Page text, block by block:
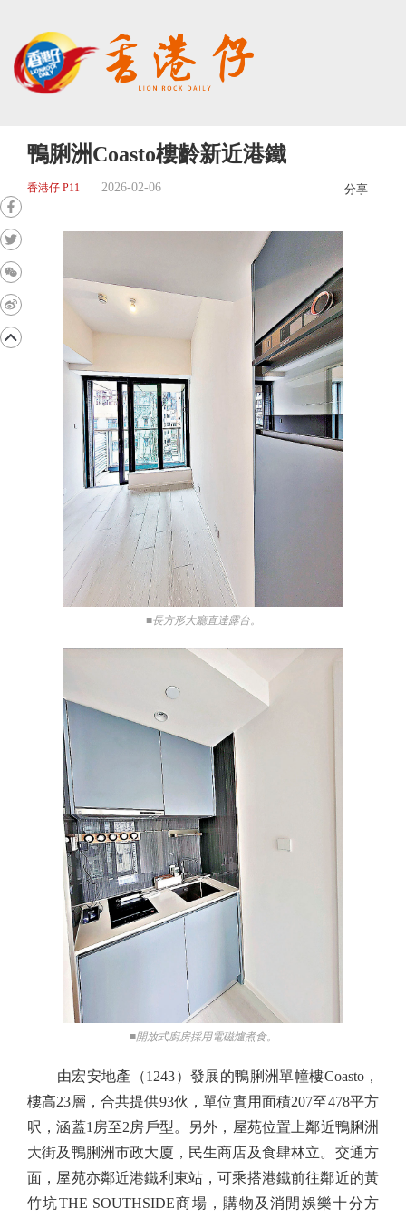
鴨脷洲Coasto樓齡新近港鐵
香港仔 P11 2026-02-06 分享
■長方形大廳直達露台。
■開放式廚房採用電磁爐煮食。
由宏安地產（1243）發展的鴨脷洲單幢樓Coasto，
樓高23層，合共提供93伙，單位實用面積207至478平方
呎，涵蓋1房至2房戶型。另外，屋苑位置上鄰近鴨脷洲
大街及鴨脷洲市政大廈，民生商店及食肆林立。交通方
面，屋苑亦鄰近港鐵利東站，可乘搭港鐵前往鄰近的黃
竹坑THE SOUTHSIDE商場，購物及消閒娛樂十分方